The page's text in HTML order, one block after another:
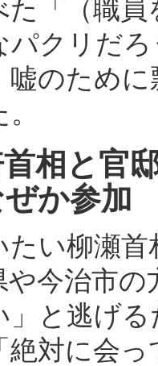
た「（職
パクリだ
嘘のため
相と官
か参加
い柳瀬首
や今治市
」と逃げ
絶対に会